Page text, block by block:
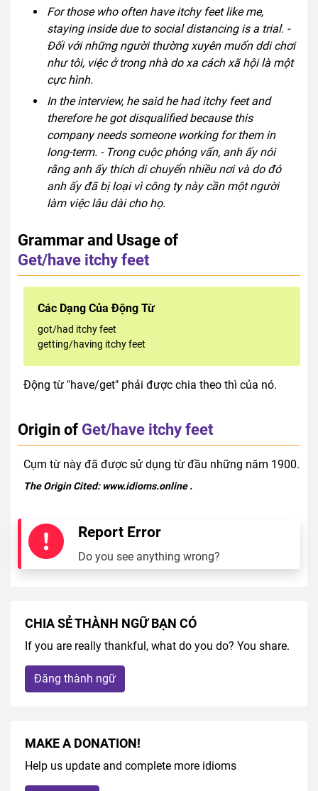
For those who often have itchy feet like me,
staying inside due to social distancing is a trial. -
Đối với những người thường xuyên muốn ddi chơi
như tôi, việc ở trong nhà do xa cách xã hội là một
cực hình.
In the interview, he said he had itchy feet and
therefore he got disqualified because this
company needs someone working for them in
long-term. - Trong cuộc phỏng vấn, anh ấy nói
rằng anh ấy thích di chuyển nhiều nơi và do đó
anh ấy đã bị loại vì công ty này cần một người
làm việc lâu dài cho họ.
Grammar and Usage of
Get/have itchy feet
Các Dạng Của Động Từ
got/had itchy feet
getting/having itchy feet
Động từ "have/get" phải được chia theo thì của nó.
Origin of Get/have itchy feet
Cụm từ này đã được sử dụng từ đầu những năm 1900.
The Origin Cited: www.idioms.online.
Report Error
Do you see anything wrong?
CHIA SẺ THÀNH NGỮ BẠN CÓ
If you are really thankful, what do you do? You share.
Đăng thành ngữ
MAKE A DONATION!
Help us update and complete more idioms